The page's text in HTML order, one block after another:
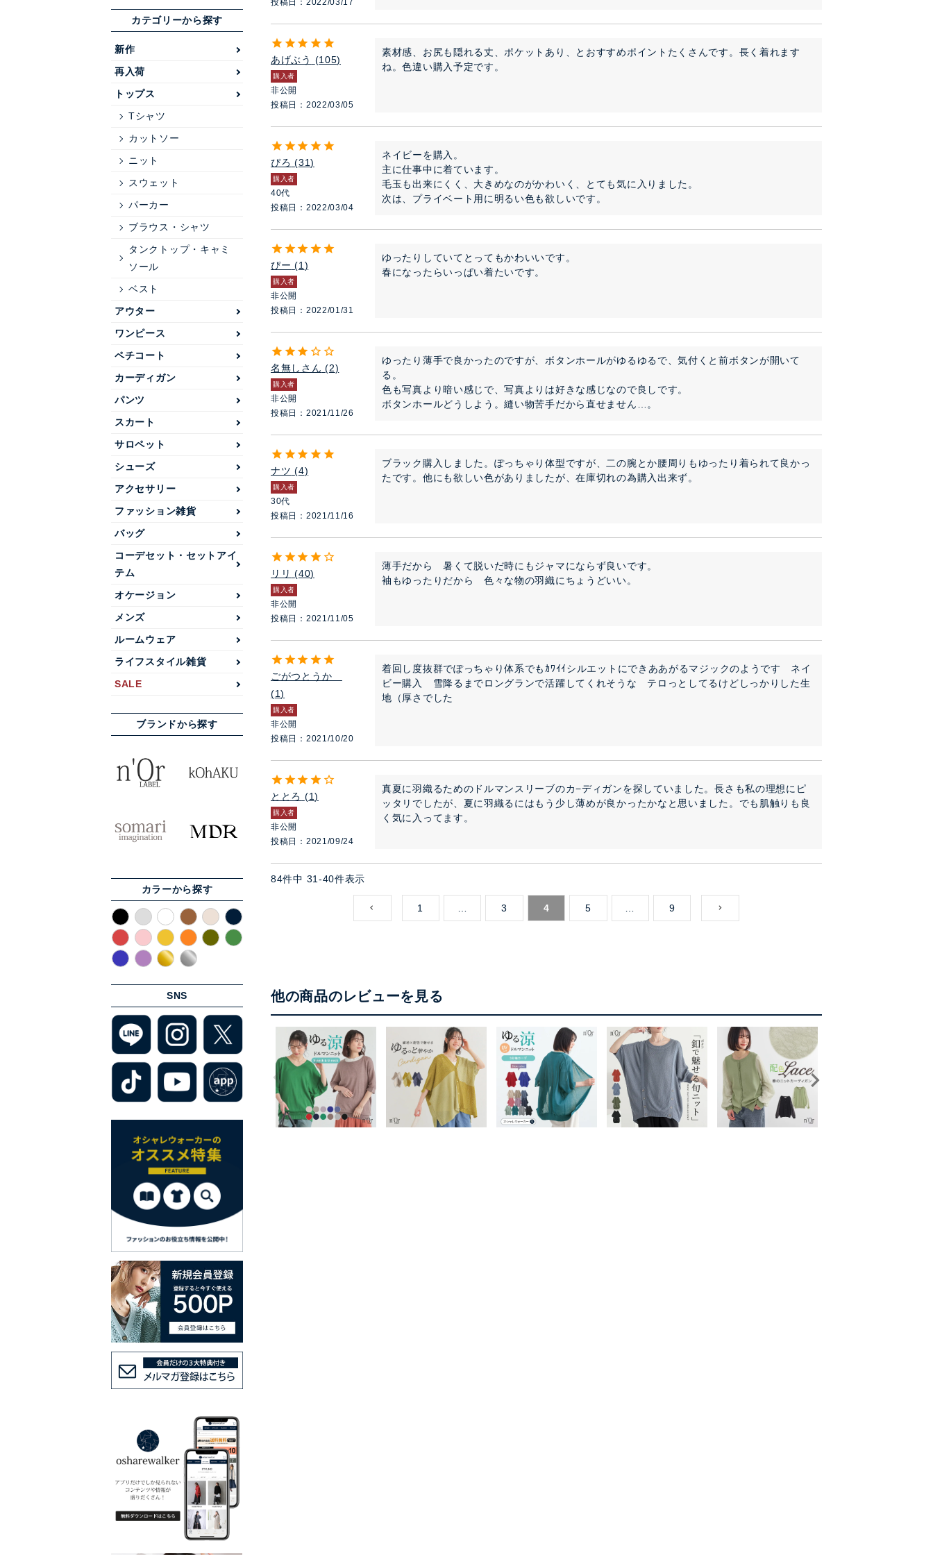
カテゴリーから探す
新作
再入荷
トップス
Tシャツ
カットソー
ニット
スウェット
パーカー
ブラウス・シャツ
タンクトップ・キャミ
ソール
ベスト
アウター
ワンピース
ペチコート
カーディガン
パンツ
スカート
サロペット
シューズ
アクセサリー
ファッション雑貨
バッグ
コーデセット・セットアイ
テム
オケージョン
メンズ
ルームウェア
ライフスタイル雑貨
SALE
ブランドから探す
カラーから探す
SNS
投稿日
2022/03/17
あげぶう 105
購入者
非公開
投稿日
2022/03/05
素材感、お尻も隠れる丈、ポケットあり、とおすすめポイントたくさんです。長く着れます
ね。色違い購入予定です。
ぴろ 31
購入者
40代
投稿日
2022/03/04
ネイビーを購入。
主に仕事中に着ています。
毛玉も出来にくく、大きめなのがかわいく、とても気に入りました。
次は、プライベート用に明るい色も欲しいです。
ぴー 1
購入者
非公開
投稿日
2022/01/31
ゆったりしていてとってもかわいいです。
春になったらいっぱい着たいです。
名無しさん 2
購入者
非公開
投稿日
2021/11/26
ゆったり薄手で良かったのですが、ボタンホールがゆるゆるで、気付くと前ボタンが開いて
る。
色も写真より暗い感じで、写真よりは好きな感じなので良しです。
ボタンホールどうしよう。縫い物苦手だから直せません…。
ナツ 4
購入者
30代
投稿日
2021/11/16
ブラック購入しました。ぽっちゃり体型ですが、二の腕とか腰周りもゆったり着られて良かっ
たです。他にも欲しい色がありましたが、在庫切れの為購入出来ず。
リリ 40
購入者
非公開
投稿日
2021/11/05
薄手だから　暑くて脱いだ時にもジャマにならず良いです。
袖もゆったりだから　色々な物の羽織にちょうどいい。
ごがつとうか
1
購入者
非公開
投稿日
2021/10/20
着回し度抜群でぽっちゃり体系でもｶﾜｲｲシルエットにできああがるマジックのようです　ネイ
ビー購入　雪降るまでロングランで活躍してくれそうな　テロっとしてるけどしっかりした生
地（厚さでした
ととろ 1
購入者
非公開
投稿日
2021/09/24
真夏に羽織るためのドルマンスリーブのカ−ディガンを探していました。長さも私の理想にピ
ッタリでしたが、夏に羽織るにはもう少し薄めが良かったかなと思いました。でも肌触りも良
く気に入ってます。
84件中 31 -40件表示
1 3 4 5 9
他の商品のレビューを見る